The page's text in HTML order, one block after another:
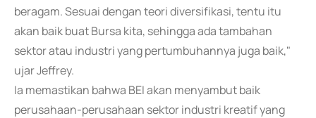
beragam. Sesuai dengan teori diversifikasi, tentu itu
akan baik buat Bursa kita, sehingga ada tambahan
sektor atau industri yang pertumbuhannya juga baik,"
ujar Jeffrey.
Ia memastikan bahwa BEI akan menyambut baik
perusahaan-perusahaan sektor industri kreatif yang